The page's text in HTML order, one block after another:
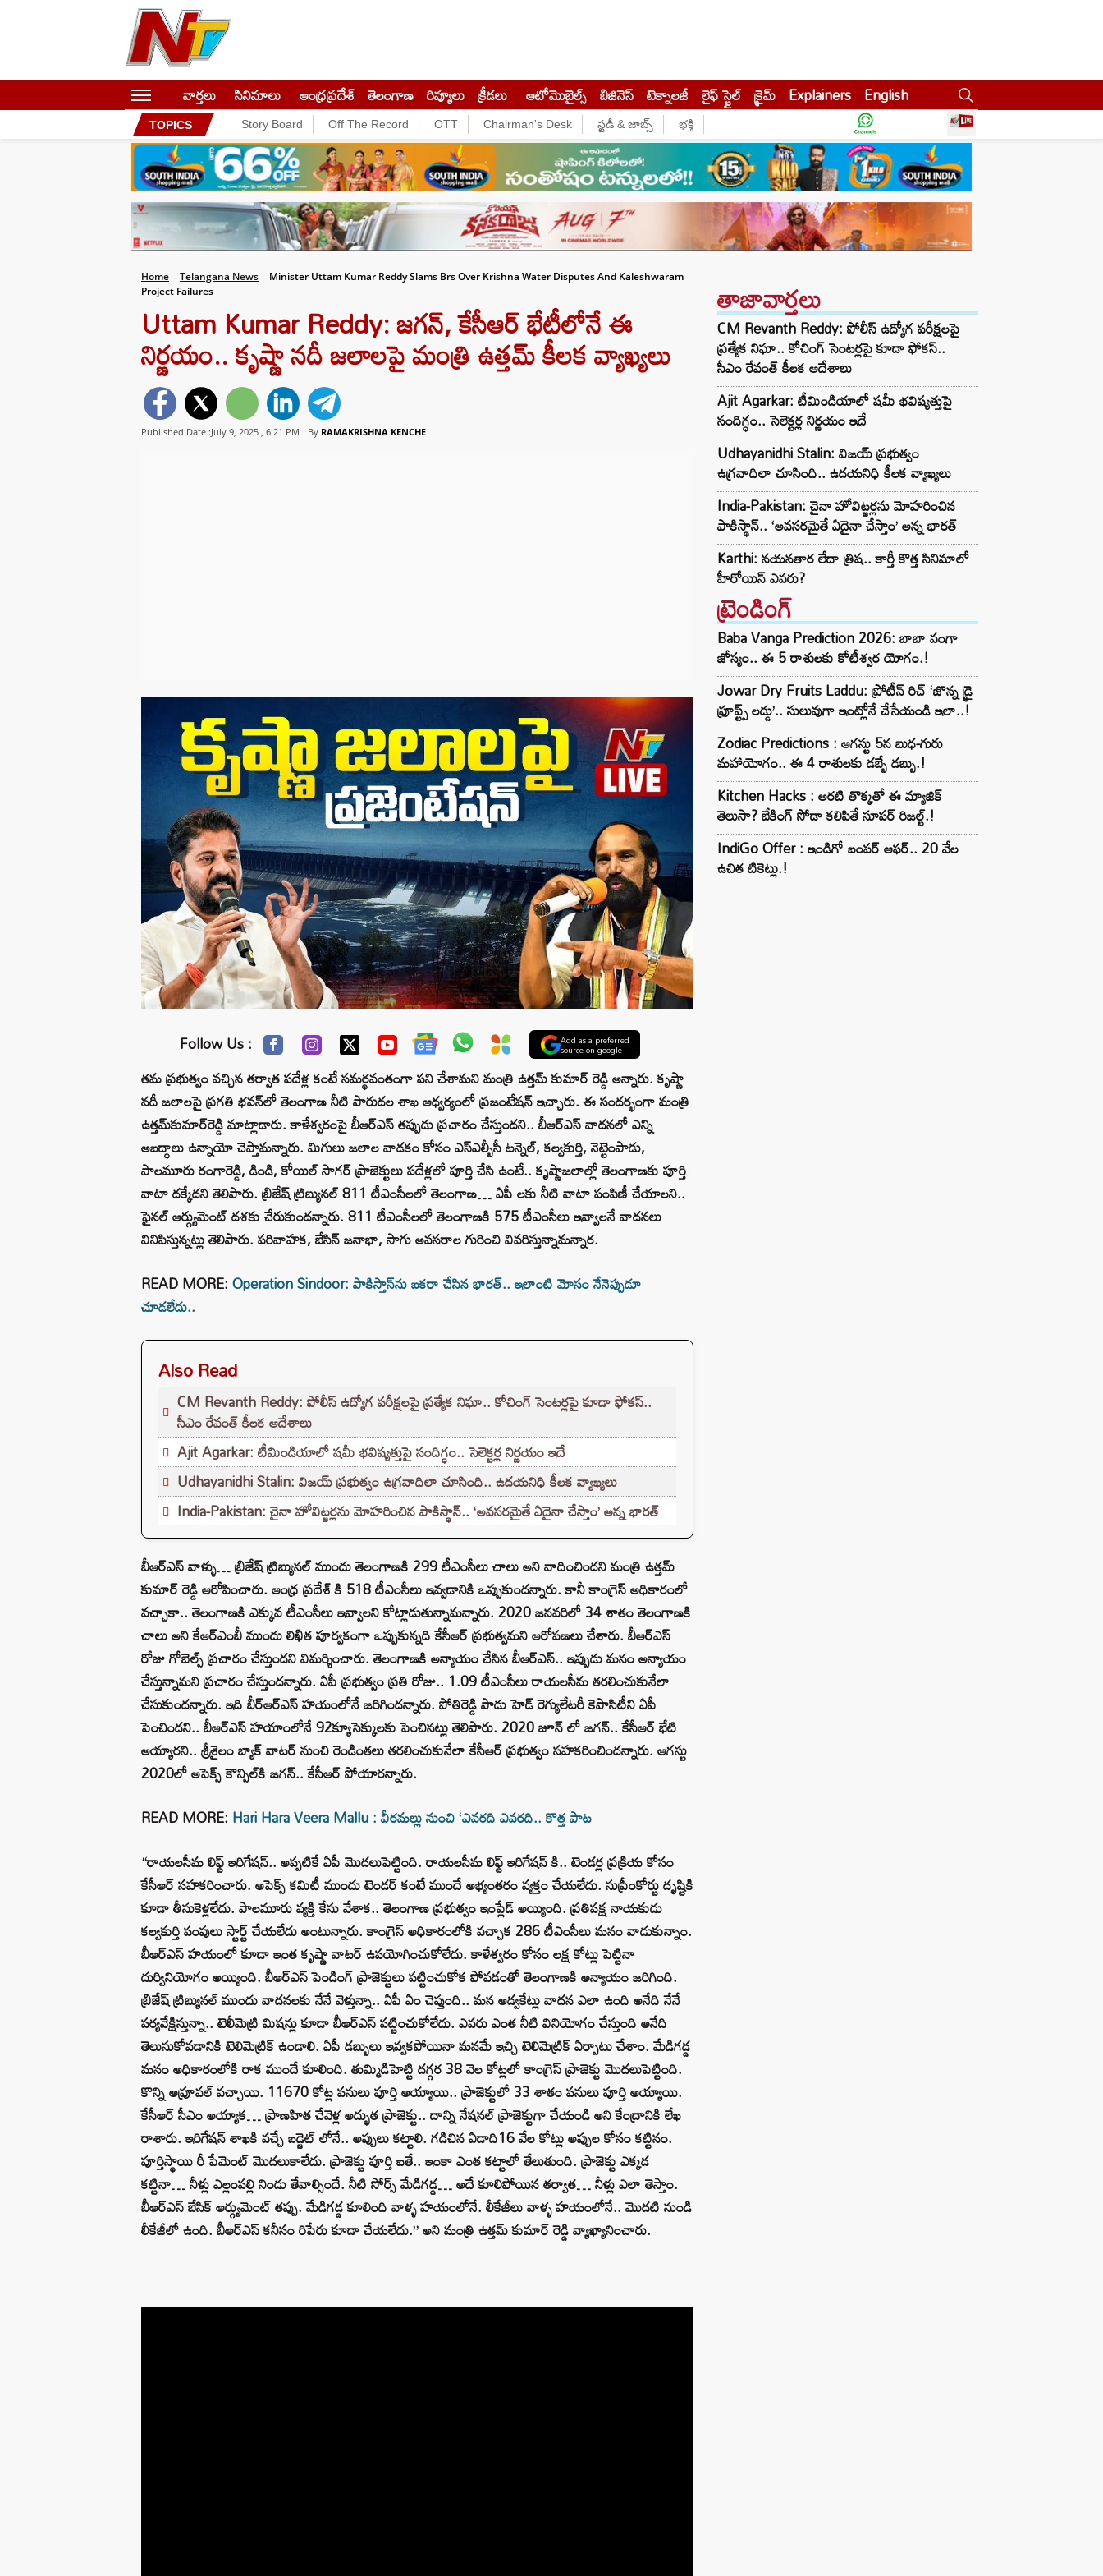
వార్తలు సినిమాలు ఆంధ్రప్రదేశ్ తెలంగాణ రివ్యూలు క్రీడలు ఆటోమొబైల్స్ బిజినెస్‌ టెక్నాలజీ లైఫ్ స్టైల్ క్రైమ్ Explainers English
TOPICS Story Board Off The Record OTT Chairman's Desk స్టడీ & జాబ్స్ భక్తి
Home Telangana News
Minister Uttam Kumar Reddy Slams Brs Over Krishna Water Disputes And Kaleshwaram
Project Failures
Uttam Kumar Reddy: జగన్, కేసీఆర్ భేటీలోనే ఈ
నిర్ణయం.. కృష్ణా నదీ జలాలపై మంత్రి ఉత్తమ్ కీలక వ్యాఖ్యలు
Published Date :July 9, 2025 , 6:21 PM By RAMAKRISHNA KENCHE
Follow Us : Add as a preferred
source on google
తమ ప్రభుత్వం వచ్చిన తర్వాత పదేళ్ల కంటే సమర్థవంతంగా పని చేశామని మంత్రి ఉత్తమ్ కుమార్ రెడ్డి అన్నారు. కృష్ణా
నదీ జలాలపై ప్రగతి భవన్‌లో తెలంగాణ నీటి పారుదల శాఖ ఆధ్వర్యంలో ప్రజంటేషన్‌ ఇచ్చారు. ఈ సందర్భంగా మంత్రి
ఉత్తమ్‌కుమార్‌రెడ్డి మాట్లాడారు. కాళేశ్వరంపై బీఆర్ఎస్ తప్పుడు ప్రచారం చేస్తుందని.. బీఆర్ఎస్ వాదనలో ఎన్ని
అబద్ధాలు ఉన్నాయో చెప్తామన్నారు. మిగులు జలాల వాడకం కోసం ఎస్ఎల్బీసీ టన్నెల్, కల్వకుర్తి, నెట్టెంపాడు,
పాలమూరు రంగారెడ్డి, డిండి, కోయిల్ సాగర్ ప్రాజెక్టులు పదేళ్లలో పూర్తి చేసి ఉంటే.. కృష్ణాజలాల్లో తెలంగాణకు పూర్తి
వాటా దక్కేదని తెలిపారు. బ్రిజేష్ ట్రిబ్యునల్ 811 టీఎంసీలలో తెలంగాణ… ఏపీ లకు నీటి వాటా పంపిణీ చేయాలని..
ఫైనల్ ఆర్గ్యుమెంట్ దశకు చేరుకుందన్నారు. 811 టీఎంసీలలో తెలంగాణకి 575 టీఎంసీలు ఇవ్వాలనే వాదనలు
వినిపిస్తున్నట్లు తెలిపారు. పరివాహక, బేసిన్ జనాభా, సాగు అవసరాల గురించి వివరిస్తున్నామన్నార.
READ MORE:Operation Sindoor: పాకిస్తాన్‌ను బకరా చేసిన భారత్.. ఇలాంటి మోసం నేనెప్పుడూ
చూడలేదు..
Also Read
CM Revanth Reddy: పోలీస్ ఉద్యోగ పరీక్షలపై ప్రత్యేక నిఘా.. కోచింగ్ సెంటర్లపై కూడా ఫోకస్..
సీఎం రేవంత్ కీలక ఆదేశాలు
Ajit Agarkar: టీమిండియాలో షమీ భవిష్యత్తుపై సందిగ్ధం.. సెలెక్టర్ల నిర్ణయం ఇదే
Udhayanidhi Stalin: విజయ్ ప్రభుత్వం ఉగ్రవాదిలా చూసింది.. ఉదయనిధి కీలక వ్యాఖ్యలు
India-Pakistan: చైనా హోవిట్జర్లను మోహరించిన పాకిస్థాన్.. ‘అవసరమైతే ఏదైనా చేస్తాం’ అన్న భారత్
బీఆర్ఎస్ వాళ్ళు… బ్రిజేష్ ట్రిబ్యునల్ ముందు తెలంగాణకి 299 టీఎంసీలు చాలు అని వాదించిందని మంత్రి ఉత్తమ్
కుమార్ రెడ్డి ఆరోపించారు. ఆంధ్ర ప్రదేశ్ కి 518 టీఎంసీలు ఇవ్వడానికి ఒప్పుకుందన్నారు. కానీ కాంగ్రెస్ అధికారంలో
వచ్చాకా.. తెలంగాణకి ఎక్కువ టీఎంసీలు ఇవ్వాలని కోట్లాడుతున్నామన్నారు. 2020 జనవరిలో 34 శాతం తెలంగాణకి
చాలు అని కేఆర్ఎంబీ ముందు లిఖిత పూర్వకంగా ఒప్పుకున్నది కేసీఆర్ ప్రభుత్వమని ఆరోపణలు చేశారు. బీఆర్ఎస్
రోజు గోబెల్స్ ప్రచారం చేస్తుందని విమర్శించారు. తెలంగాణకి అన్యాయం చేసిన బీఆర్ఎస్.. ఇప్పుడు మనం అన్యాయం
చేస్తున్నామని ప్రచారం చేస్తుందన్నారు. ఏపీ ప్రభుత్వం ప్రతి రోజు.. 1.09 టీఎంసీలు రాయలసీమ తరలించుకునేలా
చేసుకుందన్నారు. ఇది బీర్ఆర్ఎస్ హయంలోనే జరిగిందన్నారు. పోతిరెడ్డి పాడు హెడ్ రెగ్యులేటరీ కెపాసిటీని ఏపీ
పెంచిందని.. బీఆర్ఎస్ హయాంలోనే 92క్యూసెక్కులకు పెంచినట్లు తెలిపారు. 2020 జూన్ లో జగన్.. కేసీఆర్ భేటి
అయ్యారని.. శ్రీశైలం బ్యాక్ వాటర్ నుంచి రెండింతలు తరలించుకునేలా కేసీఆర్ ప్రభుత్వం సహకరించిందన్నారు. ఆగస్టు
2020లో అపెక్స్ కౌన్సిల్‌కి జగన్.. కేసీఆర్ పోయారన్నారు.
READ MORE: Hari Hara Veera Mallu : వీరమల్లు నుంచి ‘ఎవరది ఎవరది.. కొత్త పాట
“రాయలసీమ లిఫ్ట్ ఇరిగేషన్.. అప్పటికే ఏపీ మొదలుపెట్టింది. రాయలసీమ లిఫ్ట్ ఇరిగేషన్ కి.. టెండర్ల ప్రక్రియ కోసం
కేసీఆర్ సహకరించారు. అపెక్స్ కమిటీ ముందు టెండర్ కంటే ముందే అభ్యంతరం వ్యక్తం చేయలేదు. సుప్రీంకోర్టు దృష్టికి
కూడా తీసుకెళ్లలేదు. పాలమూరు వ్యక్తి కేసు వేశాక.. తెలంగాణ ప్రభుత్వం ఇంప్లేడ్ అయ్యింది. ప్రతిపక్ష నాయకుడు
కల్వకుర్తి పంపులు స్టార్ట్ చేయలేదు అంటున్నారు. కాంగ్రెస్ అధికారంలోకి వచ్చాక 286 టీఎంసీలు మనం వాడుకున్నాం.
బీఆర్ఎస్ హయంలో కూడా ఇంత కృష్ణా వాటర్ ఉపయోగించుకోలేదు. కాళేశ్వరం కోసం లక్ష కోట్లు పెట్టినా
దుర్వినియోగం అయ్యింది. బీఆర్ఎస్ పెండింగ్ ప్రాజెక్టులు పట్టించుకోక పోవడంతో తెలంగాణకి అన్యాయం జరిగింది.
బ్రిజేష్ ట్రిబ్యునల్ ముందు వాదనలకు నేనే వెళ్తున్నా.. ఏపీ ఏం చెప్తుంది.. మన అడ్వకేట్లు వాదన ఎలా ఉంది అనేది నేనే
పర్యవేక్షిస్తున్నా.. టెలీమెట్రి మిషన్లు కూడా బీఆర్ఎస్ పట్టించుకోలేదు. ఎవరు ఎంత నీటి వినియోగం చేస్తుంది అనేది
తెలుసుకోవడానికి టెలిమెట్రిక్ ఉండాలి. ఏపీ డబ్బులు ఇవ్వకపోయినా మనమే ఇచ్చి టెలిమెట్రిక్ ఏర్పాటు చేశాం. మేడిగడ్డ
మనం అధికారంలోకి రాక ముందే కూలింది. తుమ్మిడిహెట్టి దగ్గర 38 వెల కోట్లలో కాంగ్రెస్ ప్రాజెక్టు మొదలుపెట్టింది.
కొన్ని అప్రూవల్ వచ్చాయి. 11670 కోట్ల పనులు పూర్తి అయ్యాయి.. ప్రాజెక్టులో 33 శాతం పనులు పూర్తి అయ్యాయి.
కేసీఆర్ సీఎం అయ్యాక… ప్రాణహిత చేవెళ్ల అద్భుత ప్రాజెక్టు.. దాన్ని నేషనల్ ప్రాజెక్టుగా చేయండి అని కేంద్రానికి లేఖ
రాశారు. ఇరిగేషన్ శాఖకి వచ్చే బడ్జెట్ లోనే.. అప్పులు కట్టాలి. గడిచిన ఏడాది16 వేల కోట్లు అప్పుల కోసం కట్టినం.
పూర్తిస్థాయి రీ పేమెంట్ మొదలుకాలేదు. ప్రాజెక్టు పూర్తి ఐతే.. ఇంకా ఎంత కట్టాలో తేలుతుంది. ప్రాజెక్టు ఎక్కడ
కట్టినా… నీళ్లు ఎల్లంపల్లి నిండు తేవాల్సిందే. నీటి సోర్స్ మేడిగడ్డ… అదే కూలిపోయిన తర్వాత… నీళ్లు ఎలా తెస్తాం.
బీఆర్ఎస్ బేసిక్ ఆర్గ్యుమెంట్ తప్పు. మేడిగడ్డ కూలింది వాళ్ళ హయంలోనే. లీకేజీలు వాళ్ళ హయంలోనే.. మొదటి నుండి
లీకేజీలో ఉంది. బీఆర్ఎస్ కనీసం రిపేరు కూడా చేయలేదు.” అని మంత్రి ఉత్తమ్ కుమార్ రెడ్డి వ్యాఖ్యానించారు.
తాజావార్తలు
CM Revanth Reddy: పోలీస్ ఉద్యోగ పరీక్షలపై
ప్రత్యేక నిఘా.. కోచింగ్ సెంటర్లపై కూడా ఫోకస్..
సీఎం రేవంత్ కీలక ఆదేశాలు
Ajit Agarkar: టీమిండియాలో షమీ భవిష్యత్తుపై
సందిగ్ధం.. సెలెక్టర్ల నిర్ణయం ఇదే
Udhayanidhi Stalin: విజయ్ ప్రభుత్వం
ఉగ్రవాదిలా చూసింది.. ఉదయనిధి కీలక వ్యాఖ్యలు
India-Pakistan: చైనా హోవిట్జర్లను మోహరించిన
పాకిస్థాన్.. ‘అవసరమైతే ఏదైనా చేస్తాం’ అన్న భారత్
Karthi: నయనతార లేదా త్రిష.. కార్తీ కొత్త సినిమాలో
హీరోయిన్ ఎవరు?
ట్రెండింగ్‌
Baba Vanga Prediction 2026: బాబా వంగా
జోస్యం.. ఈ 5 రాశులకు కోటీశ్వర యోగం.!
Jowar Dry Fruits Laddu: ప్రోటీన్ రిచ్ ‘జొన్న డ్రై
ఫ్రూప్ట్స్ లడ్డు’.. సులువుగా ఇంట్లోనే చేసేయండి ఇలా..!
Zodiac Predictions : ఆగస్టు 5న బుధ-గురు
మహాయోగం.. ఈ 4 రాశులకు డబ్బే డబ్బు.!
Kitchen Hacks : అరటి తొక్కతో ఈ మ్యాజిక్
తెలుసా? బేకింగ్ సోడా కలిపితే సూపర్ రిజల్ట్.!
IndiGo Offer : ఇండిగో బంపర్ ఆఫర్.. 20 వేల
ఉచిత టికెట్లు.!